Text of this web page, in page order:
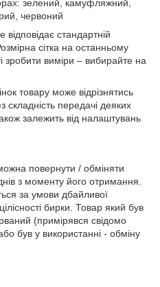
зелений, камуфляжний,
червоний
відповідає стандартній
сітка на останньому
виміри – вибирайте на
товару може відрізнятись
передачі деяких
залежить від налаштувань
повернути / обміняти
з моменту його отримання.
за умови дбайливої
бирки. Товар який був
(примірявся свідомо
був у використанні - обміну